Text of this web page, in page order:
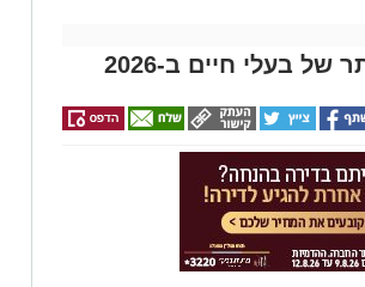
בעלי חיים ב-2026